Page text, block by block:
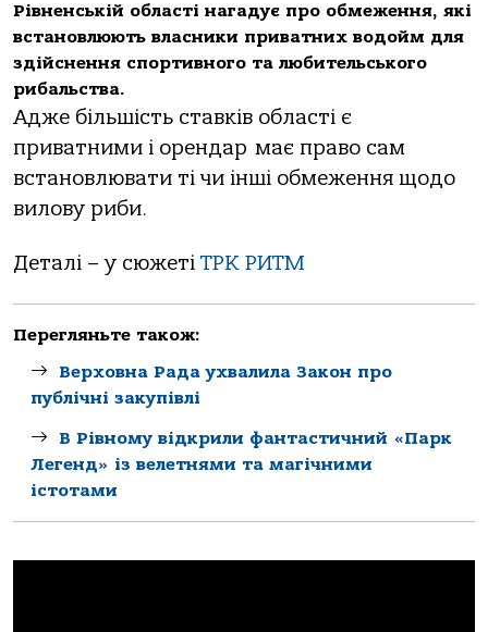
Рівненській області нагадує про обмеження, які
встановлюють власники приватних водойм для
здійснення спортивного та любительського
рибальства.
Адже більшість ставків області є
приватними і орендар має право сам
встановлювати ті чи інші обмеження щодо
вилову риби.
Деталі – у сюжеті ТРК РИТМ
Перегляньте також:
Верховна Рада ухвалила Закон про
публічні закупівлі
В Рівному відкрили фантастичний «Парк
Легенд» із велетнями та магічними
істотами